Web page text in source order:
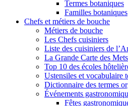
Termes botaniques
Familles botaniques
Chefs et métiers de bouche
Métiers de bouche
Les Chefs cuisiniers
Liste des cuisiniers de
La Grande Carte des
Top 10 des écoles
Ustensiles et vocabulaire
Dictionnaire des termes
Événements
Fêtes